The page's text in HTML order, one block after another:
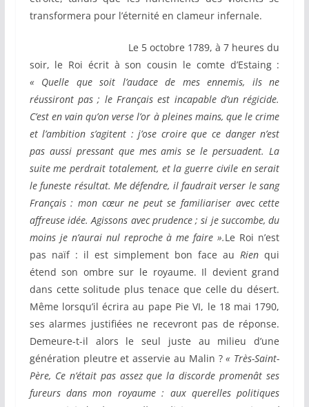
transformera pour l’éternité en clameur infernale.
Le 5 octobre 1789, à 7 heures du
soir, le Roi écrit à son cousin le comte d’Estaing :
« Quelle que soit l’audace de mes ennemis, ils ne
réussiront pas ; le Français est incapable d’un régicide.
C’est en vain qu’on verse l’or à pleines mains, que le crime
et l’ambition s’agitent : j’ose croire que ce danger n’est
pas aussi pressant que mes amis se le persuadent. La
suite me perdrait totalement, et la guerre civile en serait
le funeste résultat. Me défendre, il faudrait verser le sang
Français : mon cœur ne peut se familiariser avec cette
affreuse idée. Agissons avec prudence ; si je succombe, du
moins je n’aurai nul reproche à me faire ».Le Roi n’est
pas naïf : il est simplement bon face auRienqui
étend son ombre sur le royaume. Il devient grand
dans cette solitude plus tenace que celle du désert.
Même lorsqu’il écrira au pape Pie VI, le 18 mai 1790,
ses alarmes justifiées ne recevront pas de réponse.
Demeure-t-il alors le seul juste au milieu d’une
génération pleutre et asservie au Malin ?« Très-Saint-
Père, Ce n’était pas assez que la discorde promenât ses
fureurs dans mon royaume : aux querelles politiques